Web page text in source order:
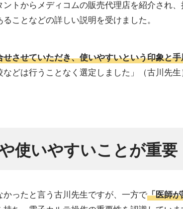
トからメディコムの販売代理店を紹介され
ことなどの詳しい説明を受けました。
させていただき、使いやすいという印象と
どは行うことなく選定しました」（古川先生
使いやすいことが重要
ったと言う古川先生ですが、一方で「医師